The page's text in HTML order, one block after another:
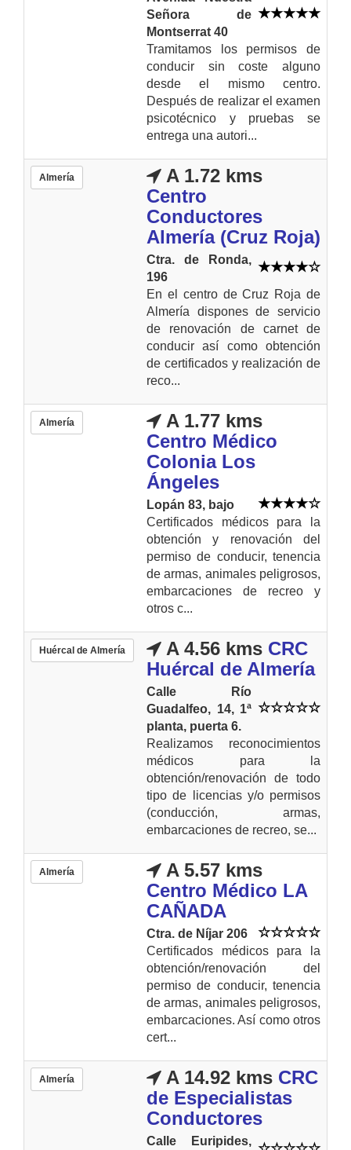
Señora de
Montserrat 40
Tramitamos los permisos de
conducir sin coste alguno
desde el mismo centro.
Después de realizar el examen
psicotécnico y pruebas se
entrega una autori...
Almería
A 1.72 kms
Centro
Conductores
Almería (Cruz Roja)
Ctra. de Ronda,
196
En el centro de Cruz Roja de
Almería dispones de servicio
de renovación de carnet de
conducir así como obtención
de certificados y realización de
reco...
Almería
A 1.77 kms
Centro Médico
Colonia Los
Ángeles
Lopán 83, bajo
Certificados médicos para la
obtención y renovación del
permiso de conducir, tenencia
de armas, animales peligrosos,
embarcaciones de recreo y
otros c...
Huércal de Almería A 4.56 kms CRC
Huércal de Almería
Calle Río
Guadalfeo, 14, 1ª
planta, puerta 6.
Realizamos reconocimientos
médicos para la
obtención/renovación de todo
tipo de licencias y/o permisos
(conducción, armas,
embarcaciones de recreo, se...
Almería
A 5.57 kms
Centro Médico LA
CAÑADA
Ctra. de Níjar 206
Certificados médicos para la
obtención/renovación del
permiso de conducir, tenencia
de armas, animales peligrosos,
embarcaciones. Así como otros
cert...
Almería A 14.92 kms CRC
de Especialistas
Conductores
Calle Euripides,